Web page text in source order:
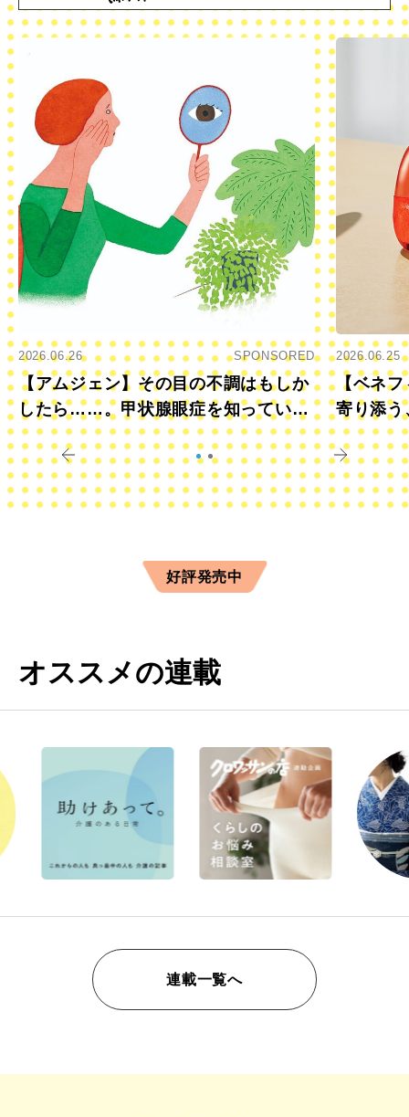
2026.06.26 SPONSORED
【アムジェン】その目の不調はもしか
したら……。甲状腺眼症を知っていま
すか？
2026.06.25
【ベネフ
寄り添う
きに
好評発売中
オススメの連載
連載一覧へ